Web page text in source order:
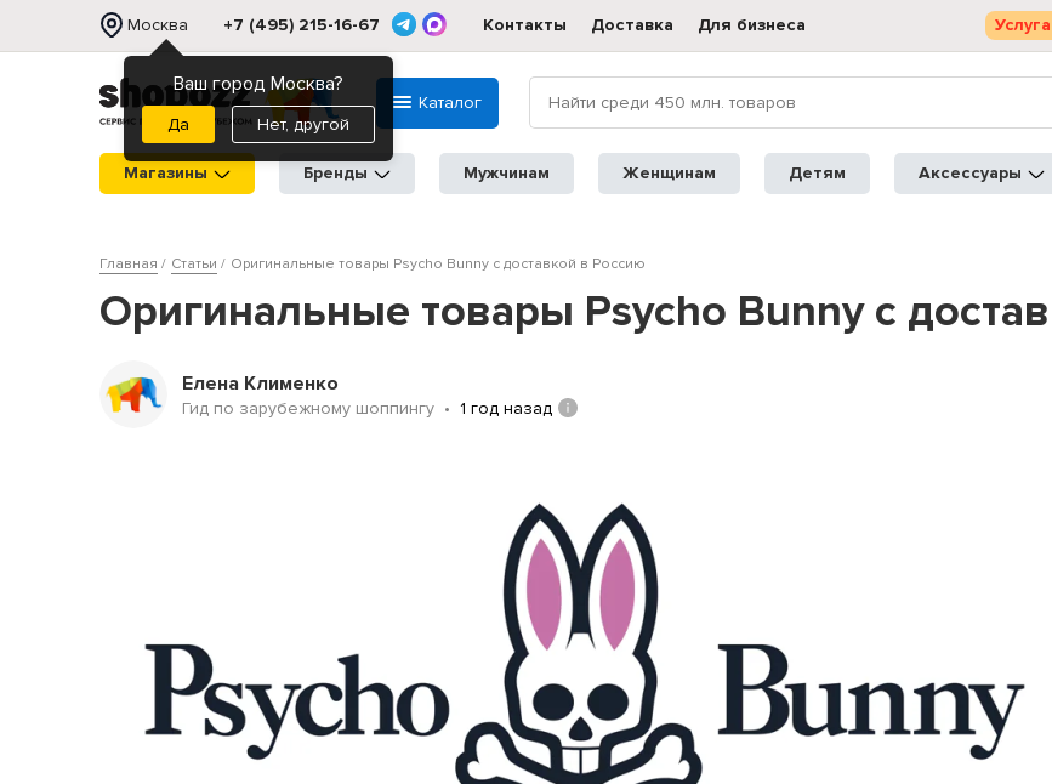
Москва
Ваш город Москва?
Нет, другой
+7 (495) 215-16-67 Контакты Доставка Для бизнеса
Каталог
Магазины Бренды Мужчинам Женщинам Детям Аксессуары
Главная Статьи Оригинальные товары Psycho Bunny с доставкой в Россию
Оригинальные товары Psycho Bunny с
Елена Клименко
Гид по зарубежному шоппингу 1 год назад